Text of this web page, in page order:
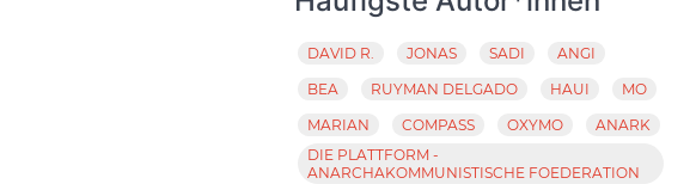
DAVID R. JONAS SADI
ANGI
BEA
RUYMAN DELGADO HAUI
MO
MARIAN
COMPASS OXYMO
ANARK
DIE PLATTFORM -
ANARCHAKOMMUNISTISCHE FOEDERATION